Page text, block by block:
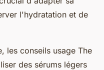
l'hydratation et de
les conseils usage The
des sérums légers